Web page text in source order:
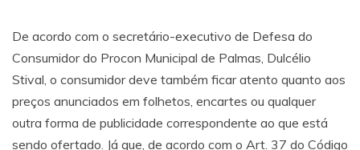
De acordo com o secretário-executivo de Defesa do
Consumidor do Procon Municipal de Palmas, Dulcélio
Stival, o consumidor deve também ficar atento quanto aos
preços anunciados em folhetos, encartes ou qualquer
outra forma de publicidade correspondente ao que está
sendo ofertado. Já que, de acordo com o Art. 37 do Código